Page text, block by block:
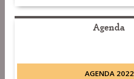
Agenda
AGENDA 2022